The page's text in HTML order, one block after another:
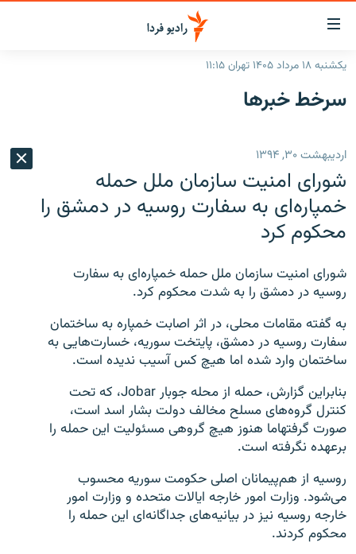
لینک‌های
قابلیت
دسترسی
بازگشت
اصلی
رفتن
صفحه
جستجو
ایران
رادیو
انتخاب کنید و بشنوید
برنامه‌های رادیویی
پادکست
چندرسانه‌ای
گزارش‌های ویدئویی
English
به ما بپیوندید
زبان‌های دیگر
یکشنبه ۱۸ مرداد ۱۴۰۵ تهران ۱۱:۱۵
سرخط‌ خبرها
اردیبهشت ۳۰, ۱۳۹۴
شورای امنیت سازمان ملل حمله
خمپاره‌ای به سفارت روسیه در دمشق را
محکوم کرد
شورای امنیت سازمان ملل حمله خمپاره‌ای به سفارت
روسیه در دمشق را به شدت محکوم کرد.
به گفته مقامات محلی، در اثر اصابت خمپاره به ساختمان
سفارت روسیه در دمشق، پایتخت سوریه، خسارت‌هایی به
ساختمان وارد شده اما هیچ کس آسیب ندیده است.
بنابراین گزارش، حمله از محله جوبار Jobar، که تحت
کنترل گروه‌های مسلح مخالف دولت بشار اسد است،
صورت گرفتهاما هنوز هیچ گروهی مسئولیت این حمله را
برعهده نگرفته است.
روسیه از هم‌پیمانان اصلی حکومت سوریه محسوب
می‌شود. وزارت امور خارجه ایالات متحده و وزارت امور
خارجه روسیه نیز در بیانیه‌های جداگانه‌ای این حمله را
محکوم کردند.